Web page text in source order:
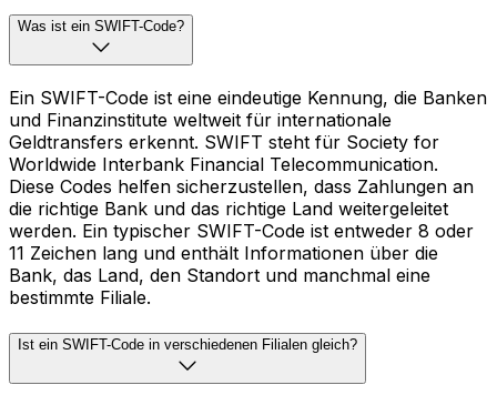
Was ist ein SWIFT-Code?
Ein SWIFT-Code ist eine eindeutige Kennung, die Banken
und Finanzinstitute weltweit für internationale
Geldtransfers erkennt. SWIFT steht für Society for
Worldwide Interbank Financial Telecommunication.
Diese Codes helfen sicherzustellen, dass Zahlungen an
die richtige Bank und das richtige Land weitergeleitet
werden. Ein typischer SWIFT-Code ist entweder 8 oder
11 Zeichen lang und enthält Informationen über die
Bank, das Land, den Standort und manchmal eine
bestimmte Filiale.
Ist ein SWIFT-Code in verschiedenen Filialen gleich?